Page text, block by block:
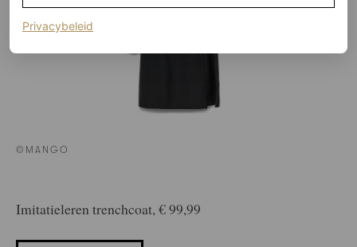
©MANGO
Imitatieleren trenchcoat, € 99,99
Privacybeleid